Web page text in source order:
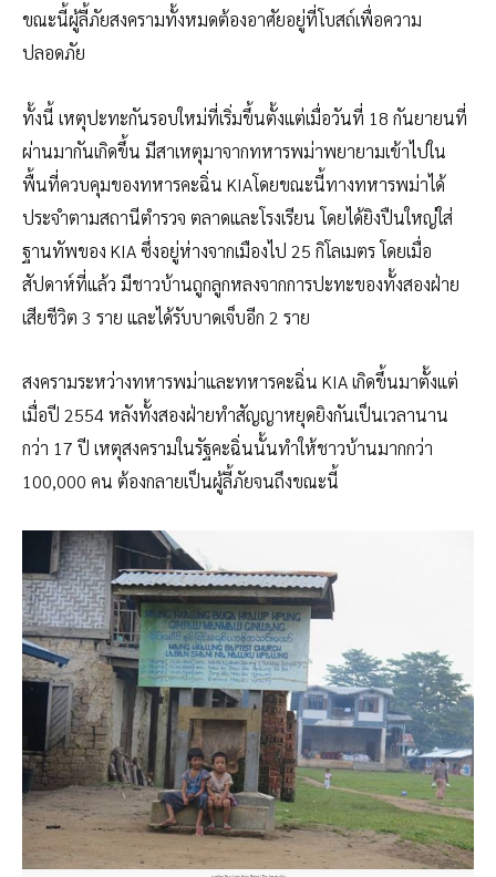
ขณะนี้ผู้ลี้ภัยสงครามทั้งหมดต้องอาศัยอยู่ที่โบสถ์เพื่อความ
ปลอดภัย
ทั้งนี้ เหตุปะทะกันรอบใหม่ที่เริ่มขึ้นตั้งแต่เมื่อวันที่ 18 กันยายนที่
ผ่านมากันเกิดขึ้น มีสาเหตุมาจากทหารพม่าพยายามเข้าไปใน
พื้นที่ควบคุมของทหารคะฉิ่น KIAโดยขณะนี้ทางทหารพม่าได้
ประจำตามสถานีตำรวจ ตลาดและโรงเรียน โดยได้ยิงปืนใหญ่ใส่
ฐานทัพของ KIA ซึ่งอยู่ห่างจากเมืองไป 25 กิโลเมตร โดยเมื่อ
สัปดาห์ที่แล้ว มีชาวบ้านถูกลูกหลงจากการปะทะของทั้งสองฝ่าย
เสียชีวิต 3 ราย และได้รับบาดเจ็บอีก 2 ราย
สงครามระหว่างทหารพม่าและทหารคะฉิ่น KIA เกิดขึ้นมาตั้งแต่
เมื่อปี 2554 หลังทั้งสองฝ่ายทำสัญญาหยุดยิงกันเป็นเวลานาน
กว่า 17 ปี เหตุสงครามในรัฐคะฉิ่นนั้นทำให้ชาวบ้านมากกว่า
100,000 คน ต้องกลายเป็นผู้ลี้ภัยจนถึงขณะนี้